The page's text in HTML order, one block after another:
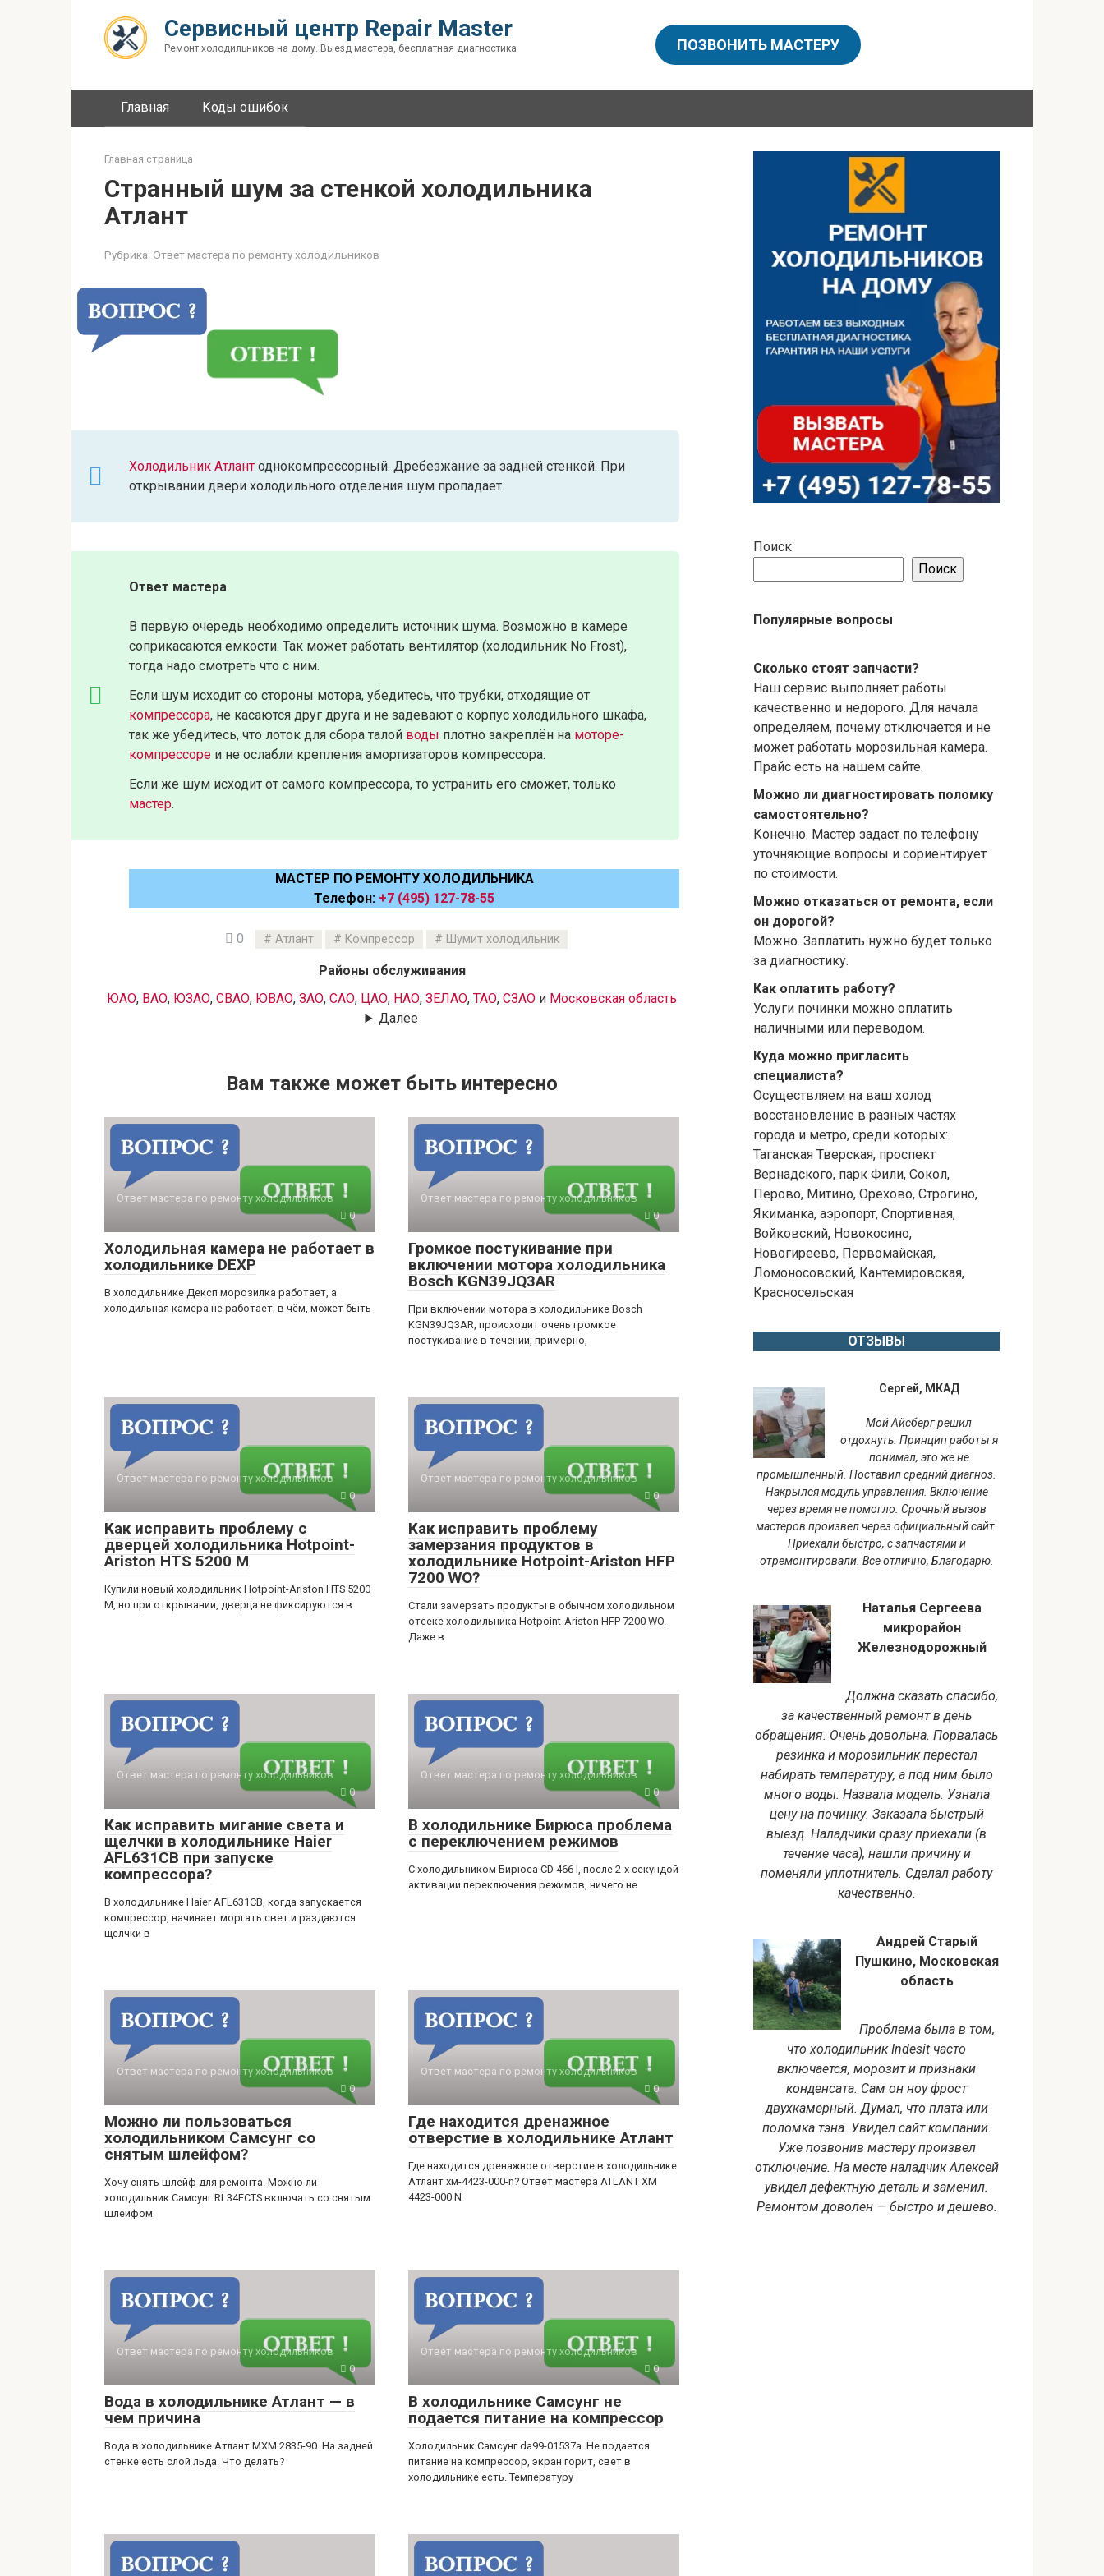
Сервисный центр Repair Master
Ремонт холодильников на дому. Выезд мастера, бесплатная диагностика ПОЗВОНИТЬ МАСТЕРУ
Главная Коды ошибок
Главная страница
Странный шум за стенкой холодильника
Атлант
Рубрика: Ответ мастера по ремонту холодильников
Холодильник Атлант однокомпрессорный. Дребезжание за задней стенкой. При
открывании двери холодильного отделения шум пропадает.
Ответ мастера
В первую очередь необходимо определить источник шума. Возможно в камере
соприкасаются емкости. Так может работать вентилятор (холодильник No Frost),
тогда надо смотреть что с ним.
Если шум исходит со стороны мотора, убедитесь, что трубки, отходящие от
компрессора, не касаются друг друга и не задевают о корпус холодильного шкафа,
так же убедитесь, что лоток для сбора талой воды плотно закреплён на моторе-
компрессоре и не ослабли крепления амортизаторов компрессора.
Если же шум исходит от самого компрессора, то устранить его сможет, только
мастер.
МАСТЕР ПО РЕМОНТУ ХОЛОДИЛЬНИКА
Телефон: +7 (495) 127-78-55
0 Атлант Компрессор Шумит холодильник
Районы обслуживания
ЮАО, ВАО, ЮЗАО, СВАО, ЮВАО, ЗАО, САО, ЦАО, НАО, ЗЕЛАО, ТАО, СЗАО и Московская область
Далее
Вам также может быть интересно
Ответ мастера по ремонту холодильников
0
Холодильная камера не работает в
холодильнике DEXP
В холодильнике Дексп морозилка работает, а
холодильная камера не работает, в чём, может быть
Ответ мастера по ремонту холодильников
0
Громкое постукивание при
включении мотора холодильника
Bosch KGN39JQ3AR
При включении мотора в холодильнике Bosch
KGN39JQ3AR, происходит очень громкое
постукивание в течении, примерно,
Ответ мастера по ремонту холодильников
0
Как исправить проблему с
дверцей холодильника Hotpoint-
Ariston HTS 5200 M
Купили новый холодильник Hotpoint-Ariston HTS 5200
M, но при открывании, дверца не фиксируются в
Ответ мастера по ремонту холодильников
0
Как исправить проблему
замерзания продуктов в
холодильнике Hotpoint-Ariston HFP
7200 WO?
Стали замерзать продукты в обычном холодильном
отсеке холодильника Hotpoint-Ariston HFP 7200 WO.
Даже в
Ответ мастера по ремонту холодильников
0
Как исправить мигание света и
щелчки в холодильнике Haier
AFL631CB при запуске
компрессора?
В холодильнике Haier AFL631CB, когда запускается
компрессор, начинает моргать свет и раздаются
щелчки в
Ответ мастера по ремонту холодильников
0
В холодильнике Бирюса проблема
с переключением режимов
С холодильником Бирюса CD 466 I, после 2-х секундой
активации переключения режимов, ничего не
Ответ мастера по ремонту холодильников
0
Можно ли пользоваться
холодильником Самсунг со
снятым шлейфом?
Хочу снять шлейф для ремонта. Можно ли
холодильник Самсунг RL34ECTS включать со снятым
шлейфом
Ответ мастера по ремонту холодильников
0
Где находится дренажное
отверстие в холодильнике Атлант
Где находится дренажное отверстие в холодильнике
Атлант хм-4423-000-n? Ответ мастера ATLANT ХМ
4423-000 N
Ответ мастера по ремонту холодильников
0
Вода в холодильнике Атлант — в
чем причина
Вода в холодильнике Атлант МХМ 2835-90. На задней
стенке есть слой льда. Что делать?
Ответ мастера по ремонту холодильников
0
В холодильнике Самсунг не
подается питание на компрессор
Холодильник Самсунг da99-01537a. Не подается
питание на компрессор, экран горит, свет в
холодильнике есть. Температуру
Поиск
Поиск
Популярные вопросы
Сколько стоят запчасти?
Наш сервис выполняет работы
качественно и недорого. Для начала
определяем, почему отключается и не
может работать морозильная камера.
Прайс есть на нашем сайте.
Можно ли диагностировать поломку
самостоятельно?
Конечно. Мастер задаст по телефону
уточняющие вопросы и сориентирует
по стоимости.
Можно отказаться от ремонта, если
он дорогой?
Можно. Заплатить нужно будет только
за диагностику.
Как оплатить работу?
Услуги починки можно оплатить
наличными или переводом.
Куда можно пригласить
специалиста?
Осуществляем на ваш холод
восстановление в разных частях
города и метро, среди которых:
Таганская Тверская, проспект
Вернадского, парк Фили, Сокол,
Перово, Митино, Орехово, Строгино,
Якиманка, аэропорт, Спортивная,
Войковский, Новокосино,
Новогиреево, Первомайская,
Ломоносовский, Кантемировская,
Красносельская
ОТЗЫВЫ
Сергей, МКАД
Мой Айсберг решил
отдохнуть. Принцип работы я
понимал, это же не
промышленный. Поставил средний диагноз.
Накрылся модуль управления. Включение
через время не помогло. Срочный вызов
мастеров произвел через официальный сайт.
Приехали быстро, с запчастями и
отремонтировали. Все отлично, Благодарю.
Наталья Сергеева
микрорайон
Железнодорожный
Должна сказать спасибо,
за качественный ремонт в день
обращения. Очень довольна. Порвалась
резинка и морозильник перестал
набирать температуру, а под ним было
много воды. Назвала модель. Узнала
цену на починку. Заказала быстрый
выезд. Наладчики сразу приехали (в
течение часа), нашли причину и
поменяли уплотнитель. Сделал работу
качественно.
Андрей Старый
Пушкино, Московская
область
Проблема была в том,
что холодильник Indesit часто
включается, морозит и признаки
конденсата. Сам он ноу фрост
двухкамерный. Думал, что плата или
поломка тэна. Увидел сайт компании.
Уже позвонив мастеру произвел
отключение. На месте наладчик Алексей
увидел дефектную деталь и заменил.
Ремонтом доволен — быстро и дешево.